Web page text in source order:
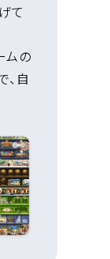
て
ムの
自